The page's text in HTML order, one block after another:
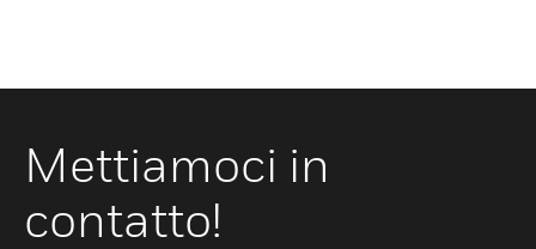
Mettiamoci in
contatto!